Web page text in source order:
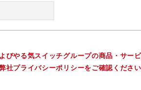
やる気スイッチグループの商品・サー
社プライバシーポリシーをご確認ください